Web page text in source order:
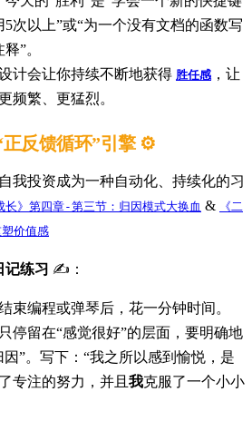
5次以上”或“为一个没有文档的函数写
”。
设计会让你持续不断地获得 胜任感 ，让
频繁、更猛烈。
反馈循环”引擎 ⚙️
我投资成为一种自动化、持续化的习
长》第四章-第三节：归因模式大换血 &
《二
价值感
记练习 ✍️：
束编程或弹琴后，花一分钟时间。
停留在“感觉很好”的层面，要明确地
因”。写下：“我之所以感到愉悦，是
专注的努力，并且 我克服了一个小小